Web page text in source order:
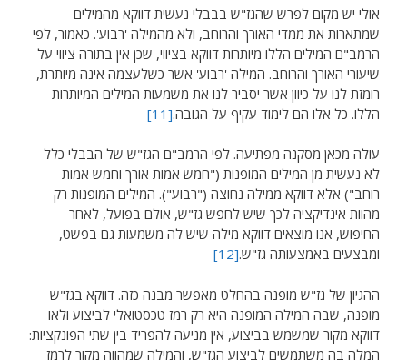
אולי יש מקום לפרש שהגז"ש בבבלי נעשית דווקא מהמילים
שמתארות את ממדי האורך והרוחב, ולא מהמילה 'רבוע'. כאמור, לפי
הרמב"ם המילים הללו מיותרות דווקא בציווי, שכן אין בתורה ציווי על
שיעורי האורך והרוחב. המילה 'רבוע' אשר כשלעצמה אינה מיותרת,
רומזת לנו על כיוון אשר יסביר לנו את משמעות המילים המיותרות
הללו. כל אלו הם לימוד עקיף על הגובה.[11]
עולה מכאן מסקנה מפתיעה. לפי הרמב"ם הגז"ש של הבבלי כלל
לא נעשית מן המילים המופנות ("חמש אמות אורך וחמש אמות
רוחב") אלא דווקא ממילה נחוצה ("רבוע"). המילים המופנות רק
מהוות אינדיקציה לכך שיש לחפש גז"ש, אולם בפועל, לאחר
החיפוש, אנו מוצאים דווקא מילה שיש לה משמעות גם בפשט,
ומבצעים באמצעותה גז"ש.[12]
ההגיון של גז"ש מופנה בהחלט מאפשר מבנה כזה. דווקא בגז"ש
מופנה, שבה המילה המופנה היא רק רמז טכסטואלי לביצוע ולאו
דווקא מקור שמשמש בביצוע, אין מניעה להפריד בין שתי הפונקציות:
המלה בה משתמשים לביצוע הגז"ש, והמילה שמהווה מקור לרמז